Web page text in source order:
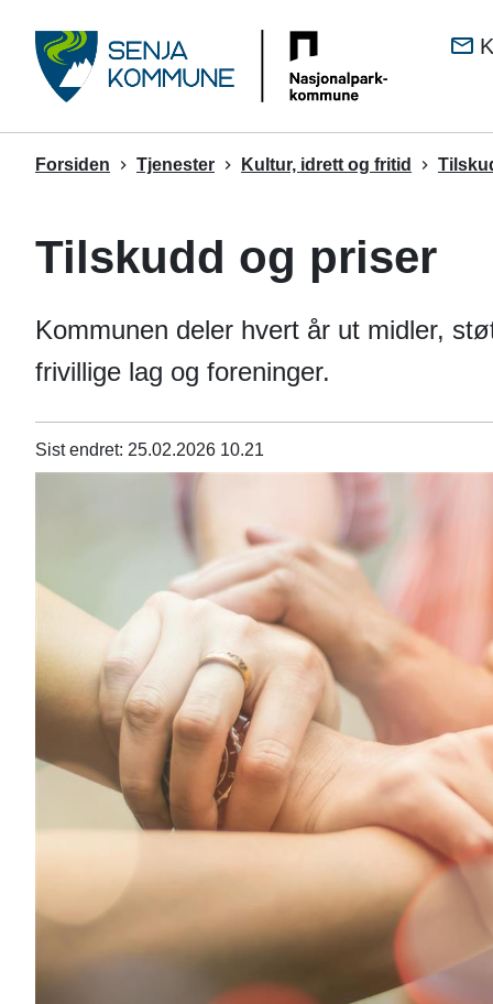
Du
Forsiden Tjenester Kultur, idrett og fritid
Tilskudd og priser
Kommunen deler hvert år ut midler,
frivillige lag og foreninger.
Sist endret 25.02.2026 10.21